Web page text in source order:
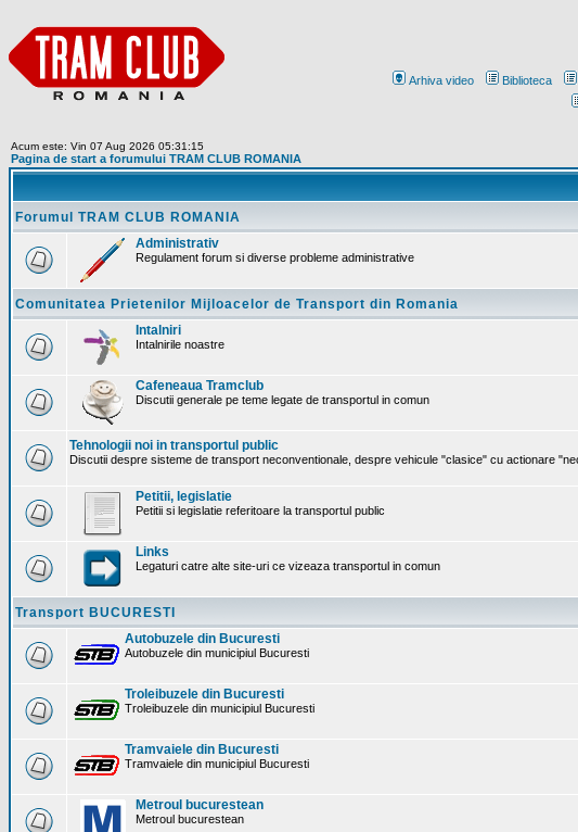
Arhiva video Biblioteca
Acum este: Vin 07 Aug 2026 05:31:15
Pagina de start a forumului TRAM CLUB ROMANIA
Forumul TRAM CLUB ROMANIA
Administrativ
Regulament forum si diverse probleme administrative
Comunitatea Prietenilor Mijloacelor de Transport din Romania
Intalniri
Intalnirile noastre
Cafeneaua Tramclub
Discutii generale pe teme legate de transportul in comun
Tehnologii noi in transportul public
Discutii despre sisteme de transport neconventionale, despre vehicule "clasice" cu actionare
Petitii, legislatie
Petitii si legislatie referitoare la transportul public
Links
Legaturi catre alte site-uri ce vizeaza transportul in comun
Transport BUCURESTI
Autobuzele din Bucuresti
Autobuzele din municipiul Bucuresti
Troleibuzele din Bucuresti
Troleibuzele din municipiul Bucuresti
Tramvaiele din Bucuresti
Tramvaiele din municipiul Bucuresti
Metroul bucurestean
Metroul bucurestean